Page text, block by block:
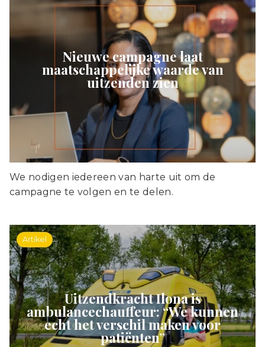
Nieuwe campagne laat
maatschappelijke waarde van
uitzenden zien
We nodigen iedereen van harte uit om de
campagne te volgen en te delen.
Artikel
Uitzendkracht Ilona is
ambulancechauffeur: “We kunnen
echt het verschil maken voor
patiënten”